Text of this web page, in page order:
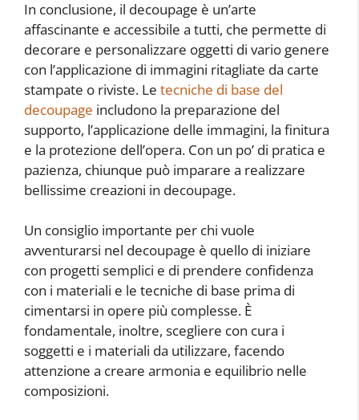
In conclusione, il decoupage è un’arte
affascinante e accessibile a tutti, che permette di
decorare e personalizzare oggetti di vario genere
con l’applicazione di immagini ritagliate da carte
stampate o riviste. Le tecniche di base del
decoupage includono la preparazione del
supporto, l’applicazione delle immagini, la finitura
e la protezione dell’opera. Con un po’ di pratica e
pazienza, chiunque può imparare a realizzare
bellissime creazioni in decoupage.
Un consiglio importante per chi vuole
avventurarsi nel decoupage è quello di iniziare
con progetti semplici e di prendere confidenza
con i materiali e le tecniche di base prima di
cimentarsi in opere più complesse. È
fondamentale, inoltre, scegliere con cura i
soggetti e i materiali da utilizzare, facendo
attenzione a creare armonia e equilibrio nelle
composizioni.